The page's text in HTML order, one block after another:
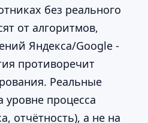
без реального
от алгоритмов,
Яндекса/Google -
противоречит
Реальные
процесса
отчётность), а не на